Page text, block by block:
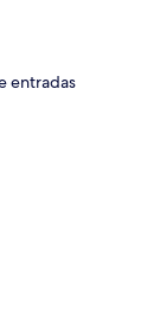
entradas